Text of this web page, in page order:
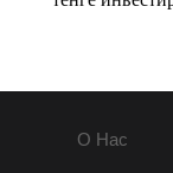
О Нас